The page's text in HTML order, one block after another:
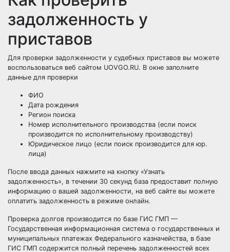
задолженность у
приставов
Для проверки задолженности у судебных приставов вы можете
воспользоваться веб сайтом UOVGO.RU. В окне заполните
данные для проверки
ФИО
Дата рождения
Регион поиска
Номер исполнительного производства (если поиск
производится по исполнительному производству)
Юридическое лицо (если поиск производится для юр.
лица)
После ввода данных нажмите на кнопку «Узнать
задолженность», в течении 30 секунд база предоставит полную
информацию о вашей задолженности, на веб сайте вы можете
оплатить задолженность в режиме онлайн.
Проверка долгов производится по базе ГИС ГМП —
Государственная информационная система о государственных и
муниципальных платежах Федерального казначейства, в базе
ГИС ГМП содержится полный перечень задолженностей всех